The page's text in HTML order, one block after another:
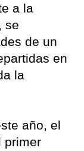
a la
se
de un
en
la
año, el
primer